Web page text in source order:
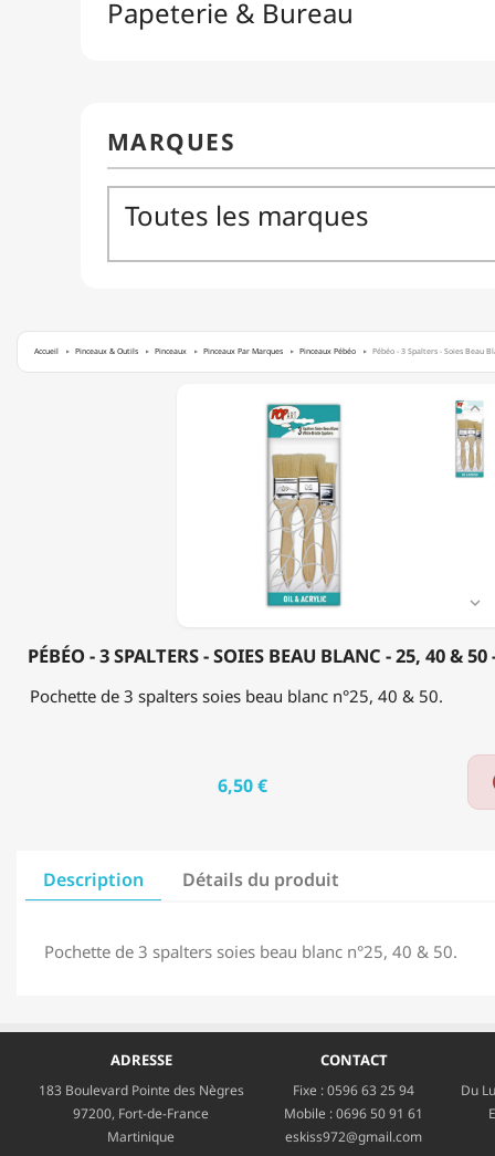
Accueil Pinceaux & Outils Pinceaux Pinceaux Par Marques Pinceaux Pébéo Pébéo - 3 Spalters - Soies Beau
50
ACRYLIQUE
&
PÉBÉO - 3 SPALTERS - SOIES BEAU BLANC - 25, 40 &


Pochette de 3 spalters soies beau blanc n°25, 40 & 50.
6,50 €
Description Détails du produit
Pochette de 3 spalters soies beau blanc n°25, 40 & 50.
ADRESSE
183 Boulevard Pointe des Nègres
97200, Fort-de-France
Martinique
CONTACT
Fixe :0596 63 25 94
Mobile :0696 50 91 61
eskiss972@gmail.com
Du